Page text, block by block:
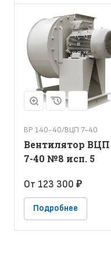
ВР 140-40/ВЦП 7-40
Вентилятор ВЦП
7-40 №8 исп. 5
От 123 300 ₽
Подробнее